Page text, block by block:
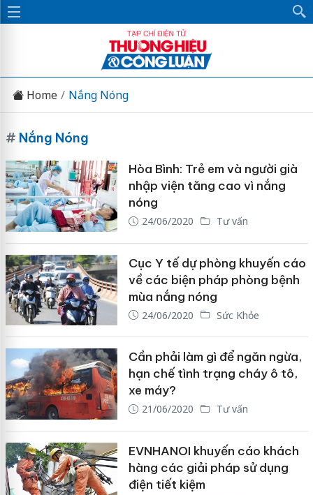
Home Nắng Nóng
# Nắng Nóng
Hòa Bình: Trẻ em và người già
nhập viện tăng cao vì nắng
nóng
24/06/2020 Tư vấn
Cục Y tế dự phòng khuyến cáo
về các biện pháp phòng bệnh
mùa nắng nóng
24/06/2020 Sức Khỏe
Cần phải làm gì để ngăn ngừa,
hạn chế tình trạng cháy ô tô,
xe máy?
21/06/2020 Tư vấn
EVNHANOI khuyến cáo khách
hàng các giải pháp sử dụng
điện tiết kiệm